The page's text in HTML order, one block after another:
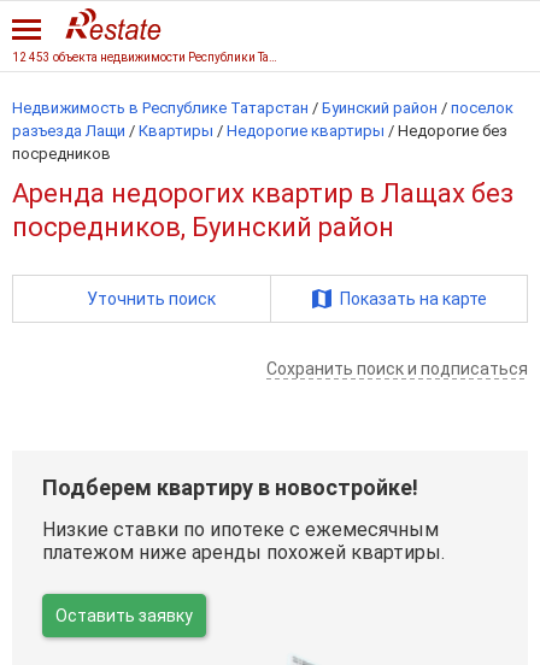
Недвижимость в Республике Татарстан / Буинский район / поселок
разъезда Лащи / Квартиры / Недорогие квартиры / Недорогие без
посредников
Аренда недорогих квартир в Лащах без
посредников, Буинский район
Уточнить поиск Показать на карте
Сохранить поиск и подписаться
Подберем квартиру в новостройке!
Низкие ставки по ипотеке с ежемесячным
платежом ниже аренды похожей квартиры.
Оставить заявку